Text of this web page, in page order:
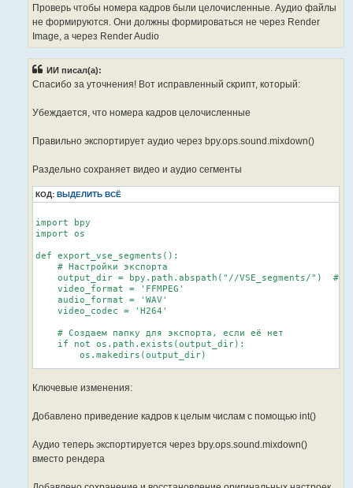
        # Аудио
        if audio_strips:
audio_output = os.path.join(output_dir,
            scene.render.filepath = audio_output
            scene.render.ffmpeg.codec = audio_codec
bpy.ops.render.render(animation=True,
export_vse_segments()
Проверь чтобы номера кадров были целочисленные. Аудио файлы
не формируются. Они должны формироваться не через Render
Image, а через Render Audio
ИИ писал(а):
Спасибо за уточнения! Вот исправленный скрипт, который:
Убеждается, что номера кадров целочисленные
Правильно экспортирует аудио через bpy.ops.sound.mixdown()
Раздельно сохраняет видео и аудио сегменты
КОД: ВЫДЕЛИТЬ ВСЁ
import bpy
import os
def export_vse_segments():
    # Настройки экспорта
output_dir = bpy.path.abspath("//VSE_segments/")  #
    video_format = 'FFMPEG'
    audio_format = 'WAV'
    video_codec = 'H264'
    # Создаем папку для экспорта, если её нет
    if not os.path.exists(output_dir):
        os.makedirs(output_dir)
    scene = bpy.context.scene
    if not seq_editor:
        return
    # Собираем все видео и аудио полосы
Ключевые изменения:
Добавлено приведение кадров к целым числам с помощью int()
Аудио теперь экспортируется через bpy.ops.sound.mixdown()
вместо рендера